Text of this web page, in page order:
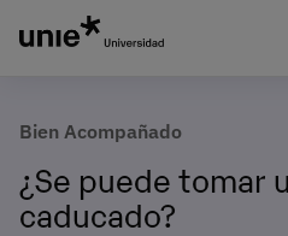
Bien Acompañado
¿Se puede tomar
caducado?